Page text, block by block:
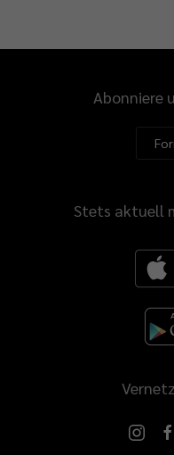
Abonniere
Stets aktuell